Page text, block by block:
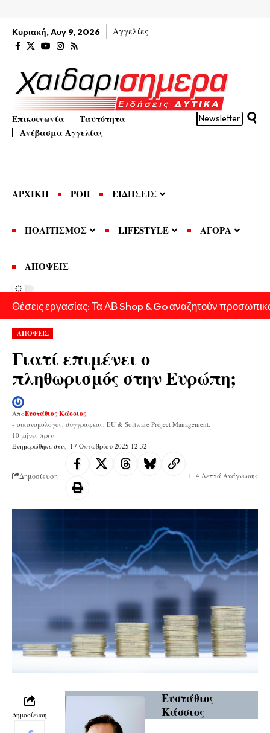
Κυριακή, Αυγ 9, 2026 Αγγελίες
Επικοινωνία
Ταυτότητα
Ανέβασμα Αγγελίας
Newsletter
ΑΡΧΙΚΗ ΡΟΗ ΕΙΔΗΣΕΙΣ
ΠΟΛΙΤΙΣΜΟΣ LIFESTYLE ΑΓΟΡΑ
ΑΠΟΨΕΙΣ
Θέσεις εργασίας: Τα ΑΒ Shop & Go αναζητούν
ΑΠΟΨΕΙΣ
Γιατί επιμένει ο
πληθωρισμός στην Ευρώπη;
Ενημερώθηκε στις: 17 Οκτωβρίου 2025 12:32
ΑπόΕυστάθιος Κάσσιος
- οικονομολόγος, συγγραφέας, EU & Software Project Management.
10 μήνες πριν
Δημοσίευση 4 Λεπτά Ανάγνωσης
Δημοσίευση
Ευστάθιος
Κάσσιος